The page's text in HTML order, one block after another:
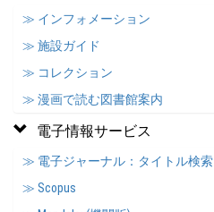
≫ インフォメーション
≫ 施設ガイド
≫ コレクション
≫ 漫画で読む図書館案内
電子情報サービス
≫ 電子ジャーナル：タイトル検索
≫ Scopus